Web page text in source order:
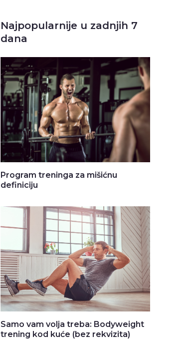
Najpopularnije u zadnjih 7
dana
Program treninga za mišićnu
definiciju
Samo vam volja treba: Bodyweight
trening kod kuće (bez rekvizita)